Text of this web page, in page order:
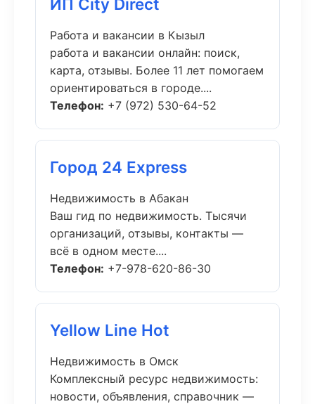
ИП City Direct
Работа и вакансии в Кызыл
работа и вакансии онлайн: поиск,
карта, отзывы. Более 11 лет помогаем
ориентироваться в городе....
Телефон: +7 (972) 530-64-52
Город 24 Express
Недвижимость в Абакан
Ваш гид по недвижимость. Тысячи
организаций, отзывы, контакты —
всё в одном месте....
Телефон: +7-978-620-86-30
Yellow Line Hot
Недвижимость в Омск
Комплексный ресурс недвижимость:
новости, объявления, справочник —